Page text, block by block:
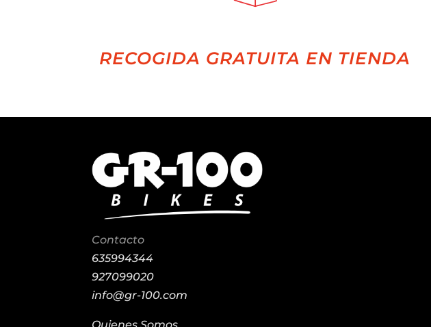
RECOGIDA GRATUITA EN TIENDA
Contacto
635994344
927099020
info@gr-100.com